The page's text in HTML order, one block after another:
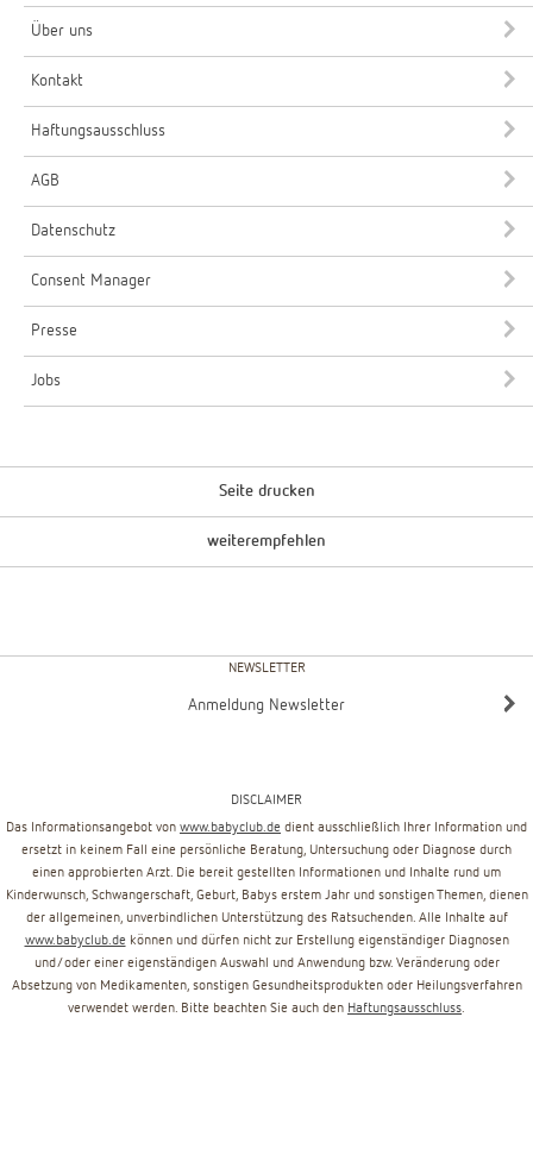
Über uns
Kontakt
Haftungsausschluss
AGB
Datenschutz
Consent Manager
Presse
Jobs
Seite drucken
weiterempfehlen
NEWSLETTER
Anmeldung Newsletter
DISCLAIMER
Das Informationsangebot von www.babyclub.de dient ausschließlich Ihrer Information und
ersetzt in keinem Fall eine persönliche Beratung, Untersuchung oder Diagnose durch
einen approbierten Arzt. Die bereit gestellten Informationen und Inhalte rund um
Kinderwunsch, Schwangerschaft, Geburt, Babys erstem Jahr und sonstigen Themen, dienen
der allgemeinen, unverbindlichen Unterstützung des Ratsuchenden. Alle Inhalte auf
www.babyclub.de können und dürfen nicht zur Erstellung eigenständiger Diagnosen
und/oder einer eigenständigen Auswahl und Anwendung bzw. Veränderung oder
Absetzung von Medikamenten, sonstigen Gesundheitsprodukten oder Heilungsverfahren
verwendet werden. Bitte beachten Sie auch den Haftungsausschluss.